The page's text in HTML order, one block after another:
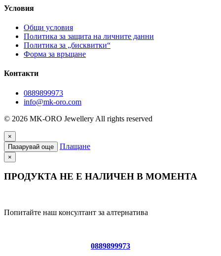
Условия
Общи условия
Политика за защита на личните данни
Политика за „бисквитки“
Форма за връщане
Контакти
0889899973
info@mk-oro.com
© 2026 MK-ORO Jewellery All rights reserved
×
Пазарувай още
Плащане
×
ПРОДУКТА НЕ Е НАЛИЧЕН В МОМЕНТА
Попитайте наш консултант за алтернатива
0889899973